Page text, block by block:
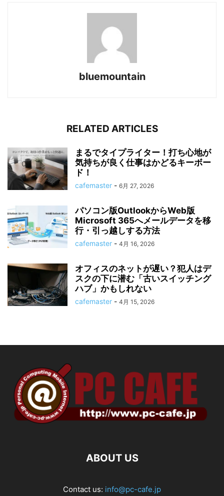
bluemountain
RELATED ARTICLES
まるでタイプライター！打ち心地が
気持ちが良く仕事はかどるキーボー
ド！
cafemaster - 6月 27, 2026
パソコン版OutlookからWeb版
Microsoft 365へメールデータを移
行・引っ越しする方法
cafemaster - 4月 16, 2026
オフィスのネットが遅い？犯人はデ
スクの下に潜む「古いスイッチング
ハブ」かもしれない
cafemaster - 4月 15, 2026
ABOUT US
Contact us: info@pc-cafe.jp